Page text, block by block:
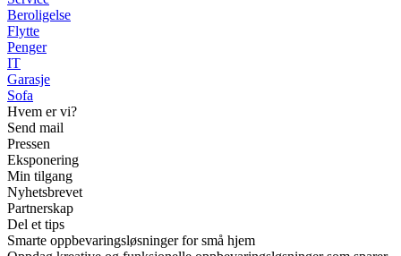
Beroligelse
Flytte
Penger
IT
Garasje
Sofa
Hvem er vi?
Send mail
Pressen
Eksponering
Min tilgang
Nyhetsbrevet
Partnerskap
Del et tips
Smarte oppbevaringsløsninger for små hjem